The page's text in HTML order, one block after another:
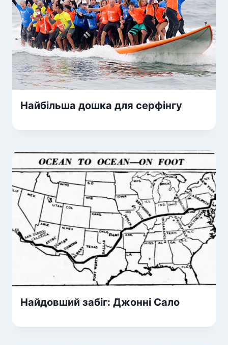
Найбільша дошка для серфінгу
Найдовший забіг: Джонні Сало